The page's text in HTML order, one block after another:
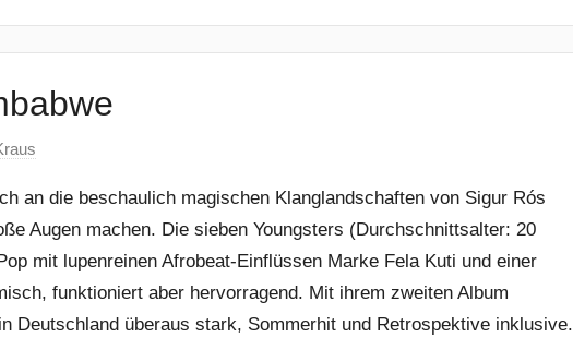
an die beschaulich magischen Klanglandschaften von Sigur Rós
Augen machen. Die sieben Youngsters (Durchschnittsalter: 20
mit lupenreinen Afrobeat-Einflüssen Marke Fela Kuti und einer
funktioniert aber hervorragend. Mit ihrem zweiten Album
Deutschland überaus stark, Sommerhit und Retrospektive inklusive.